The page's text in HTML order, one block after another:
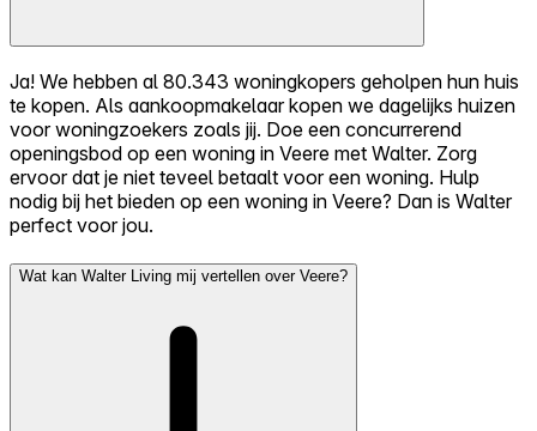
Ja! We hebben al 80.343 woningkopers geholpen hun huis
te kopen. Als aankoopmakelaar kopen we dagelijks huizen
voor woningzoekers zoals jij. Doe een concurrerend
openingsbod op een woning in Veere met Walter. Zorg
ervoor dat je niet teveel betaalt voor een woning. Hulp
nodig bij het bieden op een woning in Veere? Dan is Walter
perfect voor jou.
Wat kan Walter Living mij vertellen over Veere?